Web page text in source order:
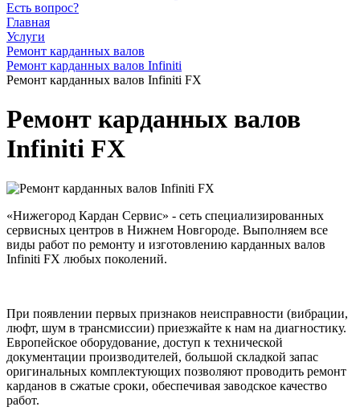
Есть вопрос?
Главная
Услуги
Ремонт карданных валов
Ремонт карданных валов Infiniti
Ремонт карданных валов Infiniti FX
Ремонт карданных валов
Infiniti FX
«Нижегород Кардан Сервис» - сеть специализированных
сервисных центров в Нижнем Новгороде. Выполняем все
виды работ по ремонту и изготовлению карданных валов
Infiniti FX любых поколений.
При появлении первых признаков неисправности (вибрации,
люфт, шум в трансмиссии) приезжайте к нам на диагностику.
Европейское оборудование, доступ к технической
документации производителей, большой складкой запас
оригинальных комплектующих позволяют проводить ремонт
карданов в сжатые сроки, обеспечивая заводское качество
работ.